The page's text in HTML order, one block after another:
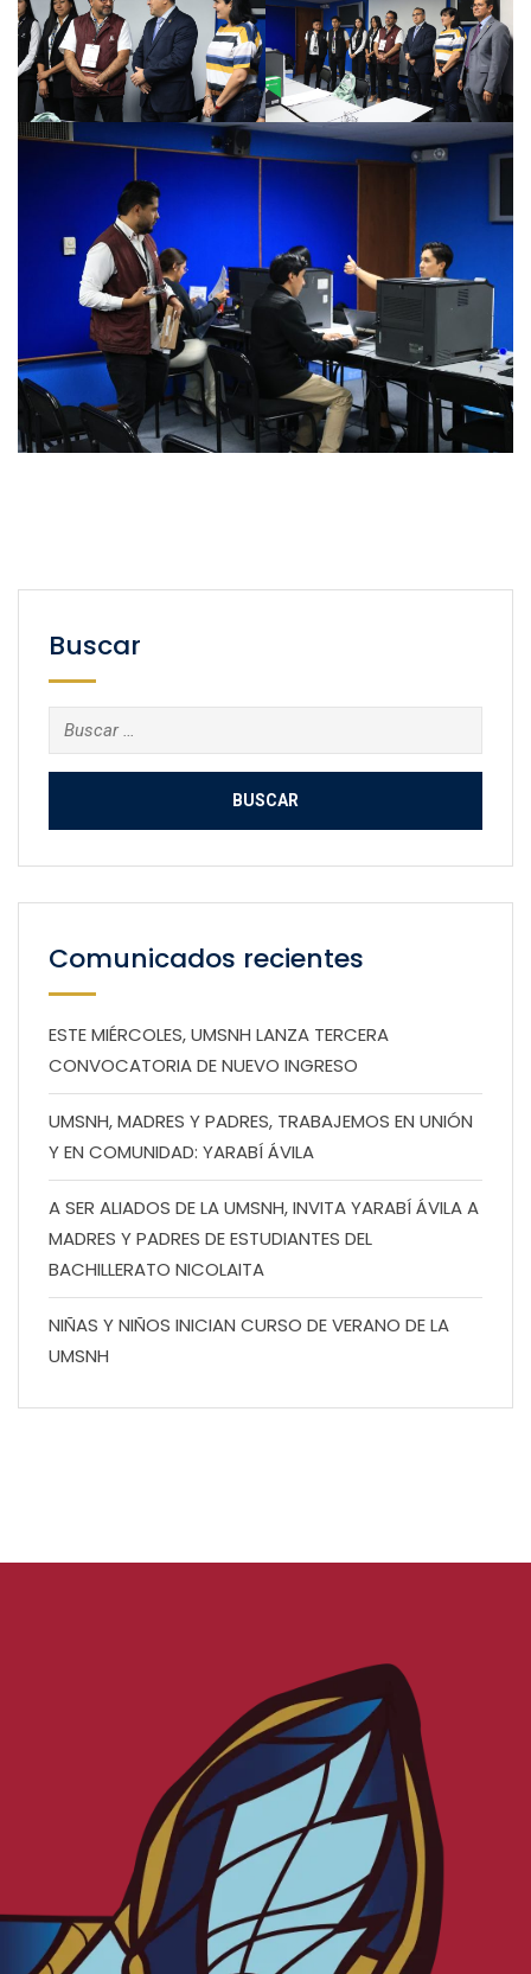
Buscar
Buscar:
Comunicados recientes
ESTE MIÉRCOLES, UMSNH LANZA TERCERA
CONVOCATORIA DE NUEVO INGRESO
UMSNH, MADRES Y PADRES, TRABAJEMOS EN UNIÓN
Y EN COMUNIDAD: YARABÍ ÁVILA
A SER ALIADOS DE LA UMSNH, INVITA YARABÍ ÁVILA A
MADRES Y PADRES DE ESTUDIANTES DEL
BACHILLERATO NICOLAITA
NIÑAS Y NIÑOS INICIAN CURSO DE VERANO DE LA
UMSNH